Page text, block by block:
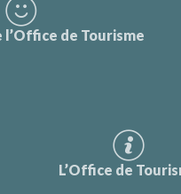
de Tourisme
L’Office de